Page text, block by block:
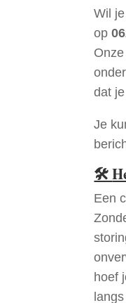
Wil
op
dat
Je
🛠
Een
hoef